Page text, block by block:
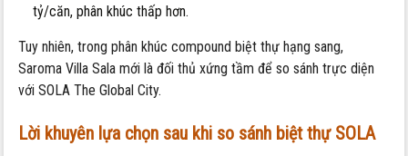
tỷ/căn, phân khúc thấp hơn.
Tuy nhiên, trong phân khúc compound biệt thự hạng sang,
Saroma Villa Sala mới là đối thủ xứng tầm để so sánh trực diện
với SOLA The Global City.
Lời khuyên lựa chọn sau khi so sánh biệt thự SOLA